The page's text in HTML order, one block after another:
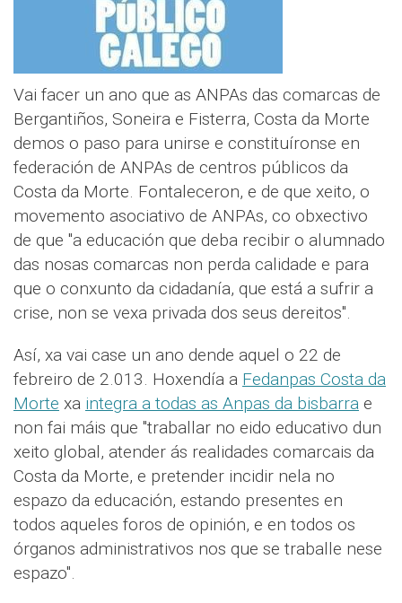
Vai facer un ano que as ANPAs das comarcas de
Bergantiños, Soneira e Fisterra, Costa da Morte
demos o paso para unirse e constituíronse en
federación de ANPAs de centros públicos da
Costa da Morte. Fontaleceron, e de que xeito, o
movemento asociativo de ANPAs, co obxectivo
de que "a educación que deba recibir o alumnado
das nosas comarcas non perda calidade e para
que o conxunto da cidadanía, que está a sufrir a
crise, non se vexa privada dos seus dereitos".
Así, xa vai case un ano dende aquel o 22 de
febreiro de 2.013. Hoxendía a Fedanpas Costa da
Morte xa integra a todas as Anpas da bisbarra e
non fai máis que "traballar no eido educativo dun
xeito global, atender ás realidades comarcais da
Costa da Morte, e pretender incidir nela no
espazo da educación, estando presentes en
todos aqueles foros de opinión, e en todos os
órganos administrativos nos que se traballe nese
espazo".